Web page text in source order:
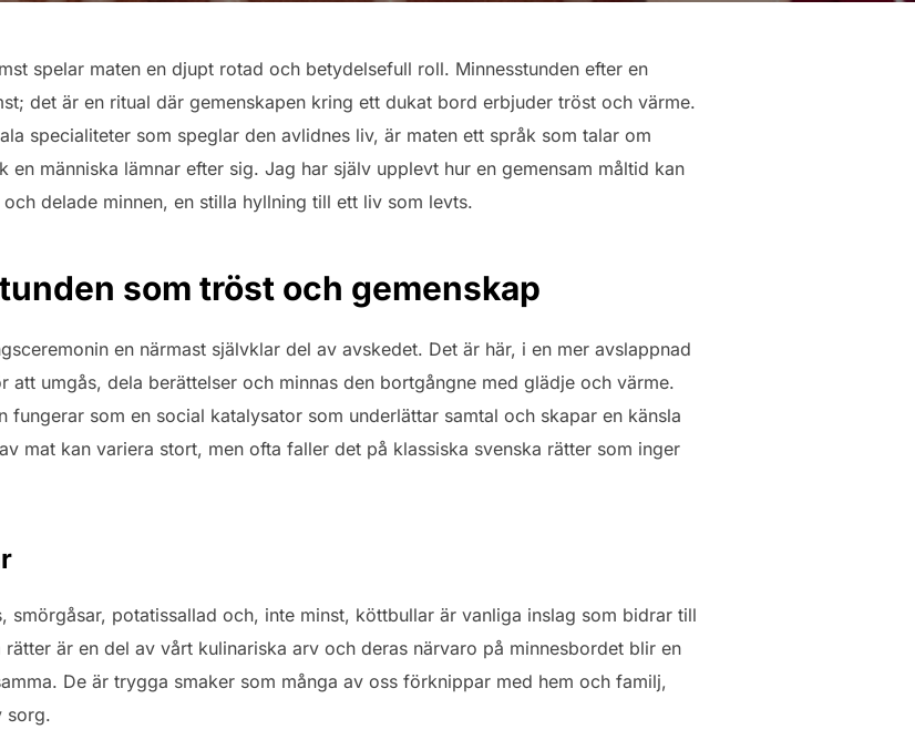
spelar maten en djupt rotad och betydelsefull roll. Minnesstunden efter en
det är en ritual där gemenskapen kring ett dukat bord erbjuder tröst och värme.
specialiteter som speglar den avlidnes liv, är maten ett språk som talar om
människa lämnar efter sig. Jag har själv upplevt hur en gemensam måltid kan
delade minnen, en stilla hyllning till ett liv som levts.
som tröst och gemenskap
en närmast självklar del av avskedet. Det är här, i en mer avslappnad
att umgås, dela berättelser och minnas den bortgångne med glädje och värme.
fungerar som en social katalysator som underlättar samtal och skapar en känsla
mat kan variera stort, men ofta faller det på klassiska svenska rätter som inger
smörgåsar, potatissallad och, inte minst, köttbullar är vanliga inslag som bidrar till
är en del av vårt kulinariska arv och deras närvaro på minnesbordet blir en
De är trygga smaker som många av oss förknippar med hem och familj,
sorg.